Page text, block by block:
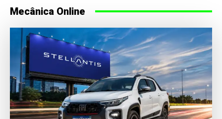
Mecânica Online